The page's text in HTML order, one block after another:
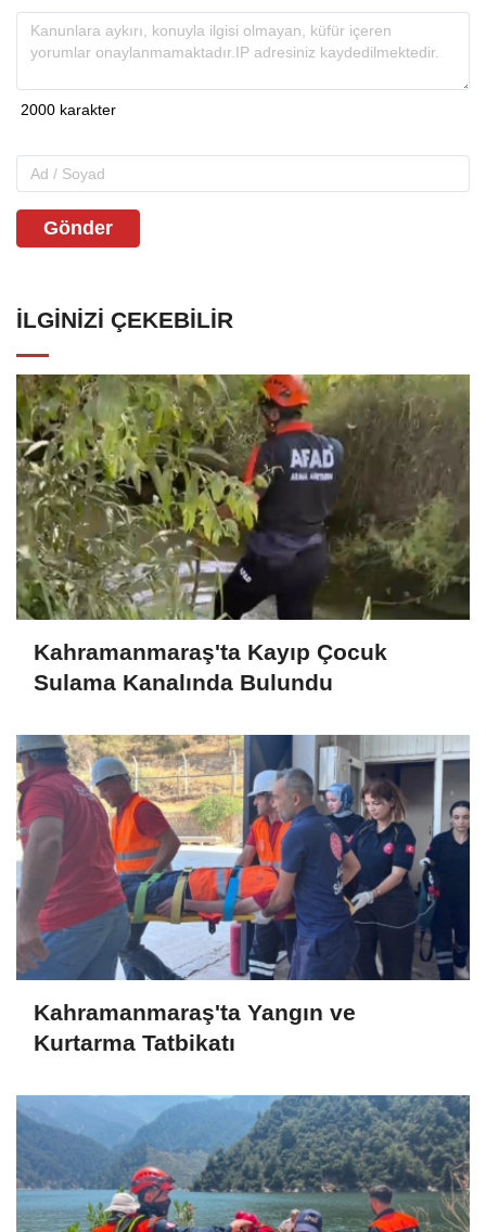
Gönder
İLGINIZI ÇEKEBILIR
Kahramanmaraş'ta Kayıp Çocuk
Sulama Kanalında Bulundu
Kahramanmaraş'ta Yangın ve
Kurtarma Tatbikatı